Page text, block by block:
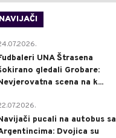
NAVIJAČI
UNA Štrasena
gledali Grobare:
scena na k...
pucali na autobus sa
Dvojica su